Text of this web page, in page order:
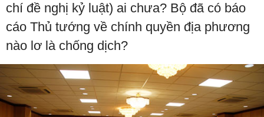
chí đề nghị kỷ luật) ai chưa? Bộ đã có báo
cáo Thủ tướng về chính quyền địa phương
nào lơ là chống dịch?